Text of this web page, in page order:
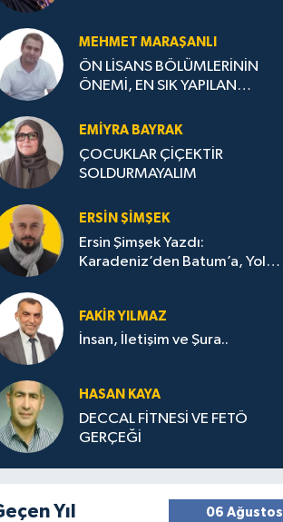
MEHMET MARAŞANLI
ÖN LİSANS BÖLÜMLERİNİN
ÖNEMİ, EN SIK YAPILAN
STRATEJİLERİ
EMIYRA BAYRAK
ÇOCUKLAR ÇİÇEKTİR
SOLDURMAYALIM
ERSIN ŞIMŞEK
Ersin Şimşek Yazdı:
Karadeniz’den Batum’a, Yolun
FAKIR YILMAZ
İnsan, İletişim ve Şura..
HASAN KAYA
DECCAL FİTNESİ VE FETÖ
GERÇEĞİ
Yıl
06 Ağustos